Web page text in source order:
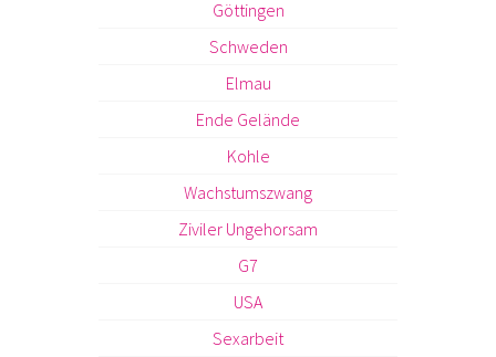
Göttingen
Schweden
Elmau
Ende Gelände
Kohle
Wachstumszwang
Ziviler Ungehorsam
G7
USA
Sexarbeit